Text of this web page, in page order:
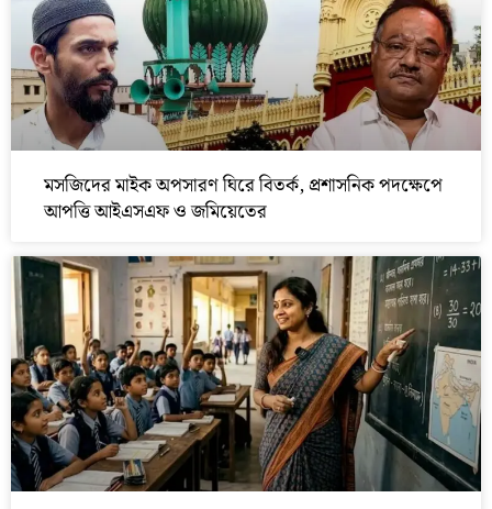
মসজিদের মাইক অপসারণ ঘিরে বিতর্ক, প্রশাসনিক পদক্ষেপে
আপত্তি আইএসএফ ও জমিয়েতের